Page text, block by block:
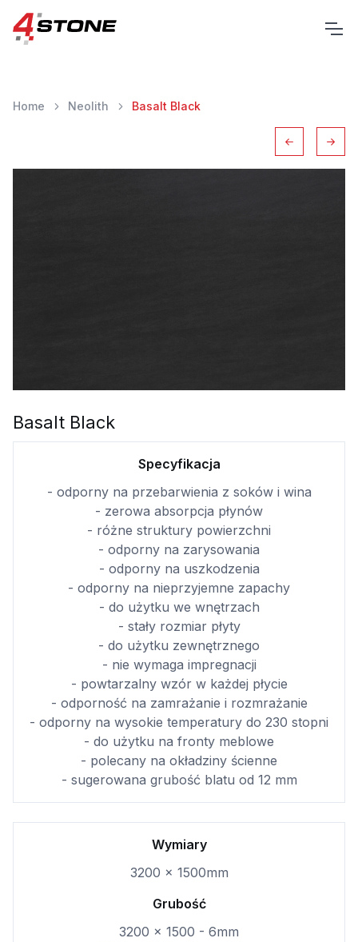
Home Neolith Basalt Black
Basalt Black
Specyfikacja
- odporny na przebarwienia z soków i wina
- zerowa absorpcja płynów
- różne struktury powierzchni
- odporny na zarysowania
- odporny na uszkodzenia
- odporny na nieprzyjemne zapachy
- do użytku we wnętrzach
- stały rozmiar płyty
- do użytku zewnętrznego
- nie wymaga impregnacji
- powtarzalny wzór w każdej płycie
- odporność na zamrażanie i rozmrażanie
- odporny na wysokie temperatury do 230 stopni
- do użytku na fronty meblowe
- polecany na okładziny ścienne
- sugerowana grubość blatu od 12 mm
Wymiary
3200 x 1500mm
Grubość
3200 x 1500 - 6mm